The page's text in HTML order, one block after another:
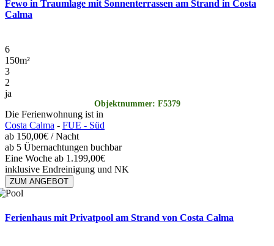
Fewo in Traumlage mit Sonnenterrassen am Strand in Costa
Calma
6
150m²
3
2
ja
Objektnummer: F5379
Die Ferienwohnung ist in
Costa Calma - FUE - Süd
ab 150,00€ / Nacht
ab 5 Übernachtungen buchbar
Eine Woche ab 1.199,00€
inklusive Endreinigung und NK
ZUM ANGEBOT
Ferienhaus mit Privatpool am Strand von Costa Calma